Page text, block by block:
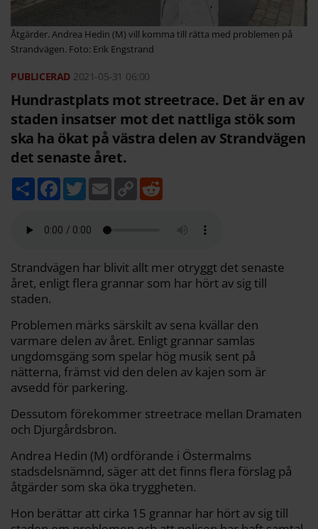
Åtgärder. Andrea Hedin (M) vill komma till rätta med problemen på
Strandvägen. Foto: Erik Engstrand
2021-05-31 06:00
Hundrastplats mot streetrace. Det är en av
staden insatser mot det nattliga stök som
ska ha ökat på västra delen av Strandvägen
det senaste året.
D
e
F
b
k
T
w
t
E
m
C
o
k
Strandvägen har blivit allt mer otryggt det senaste
året, enligt flera grannar som har hört av sig till
staden.
Problemen märks särskilt av sena kvällar den
varmare delen av året. Enligt grannar samlas
ungdomsgäng som spelar hög musik sent på
nätterna, främst vid den delen av kajen som är
avsedd för parkering.
Dessutom förekommer streetrace mellan Dramaten
och Djurgårdsbron.
Andrea Hedin (M) ordförande i Östermalms
stadsdelsnämnd, säger att det finns flera förslag på
åtgärder som ska öka tryggheten.
Hon berättar att cirka 15 grannar har hört av sig till